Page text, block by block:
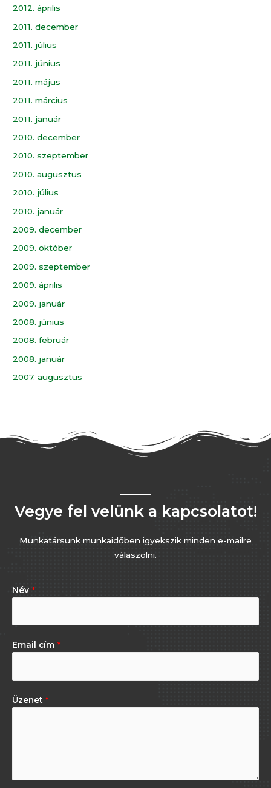
2012. április
2011. december
2011. július
2011. június
2011. május
2011. március
2011. január
2010. december
2010. szeptember
2010. augusztus
2010. július
2010. január
2009. december
2009. október
2009. szeptember
2009. április
2009. január
2008. június
2008. február
2008. január
2007. augusztus
Vegye fel velünk a kapcsolatot!
Munkatársunk munkaidőben igyekszik minden e-mailre
válaszolni.
Név *
Email cím *
Üzenet *